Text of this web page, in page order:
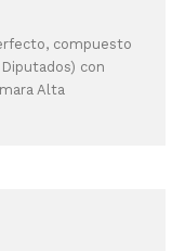
compuesto
con
Alta